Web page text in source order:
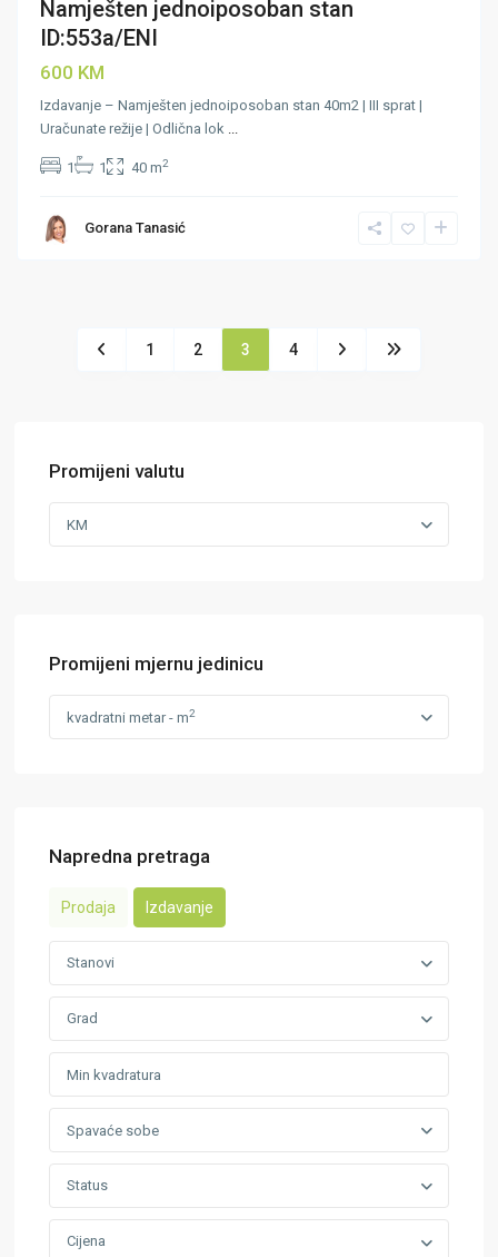
Namješten jednoiposoban stan
ID:553a/ENI
600 KM
Izdavanje – Namješten jednoiposoban stan 40m2 | III sprat |
Uračunate režije | Odlična lok ...
1 1 40 m2
Gorana Tanasić
1 2 3 4
Promijeni valutu
KM
Promijeni mjernu jedinicu
kvadratni metar - m2
Napredna pretraga
Prodaja Izdavanje
Stanovi
Grad
Spavaće sobe
Status
Cijena